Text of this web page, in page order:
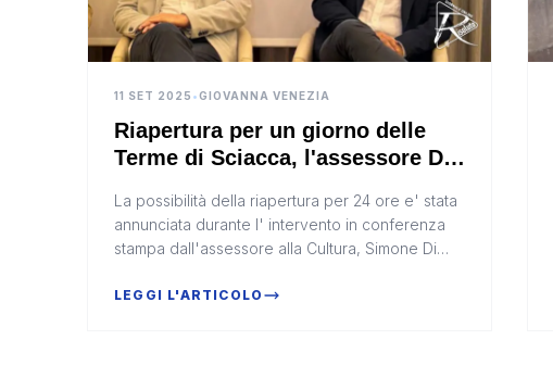
11 SET 2025 •GIOVANNA VENEZIA
Riapertura per un giorno delle
Terme di Sciacca, l'assessore Di
vie dei Tesori" (Video)
La possibilità della riapertura per 24 ore e' stata
annunciata durante l' intervento in conferenza
stampa dall'assessore alla Cultura, Simone Di
LEGGI L'ARTICOLO